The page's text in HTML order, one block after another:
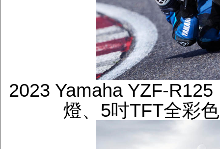
2023 Yamaha YZF-
燈、5吋TFT全彩